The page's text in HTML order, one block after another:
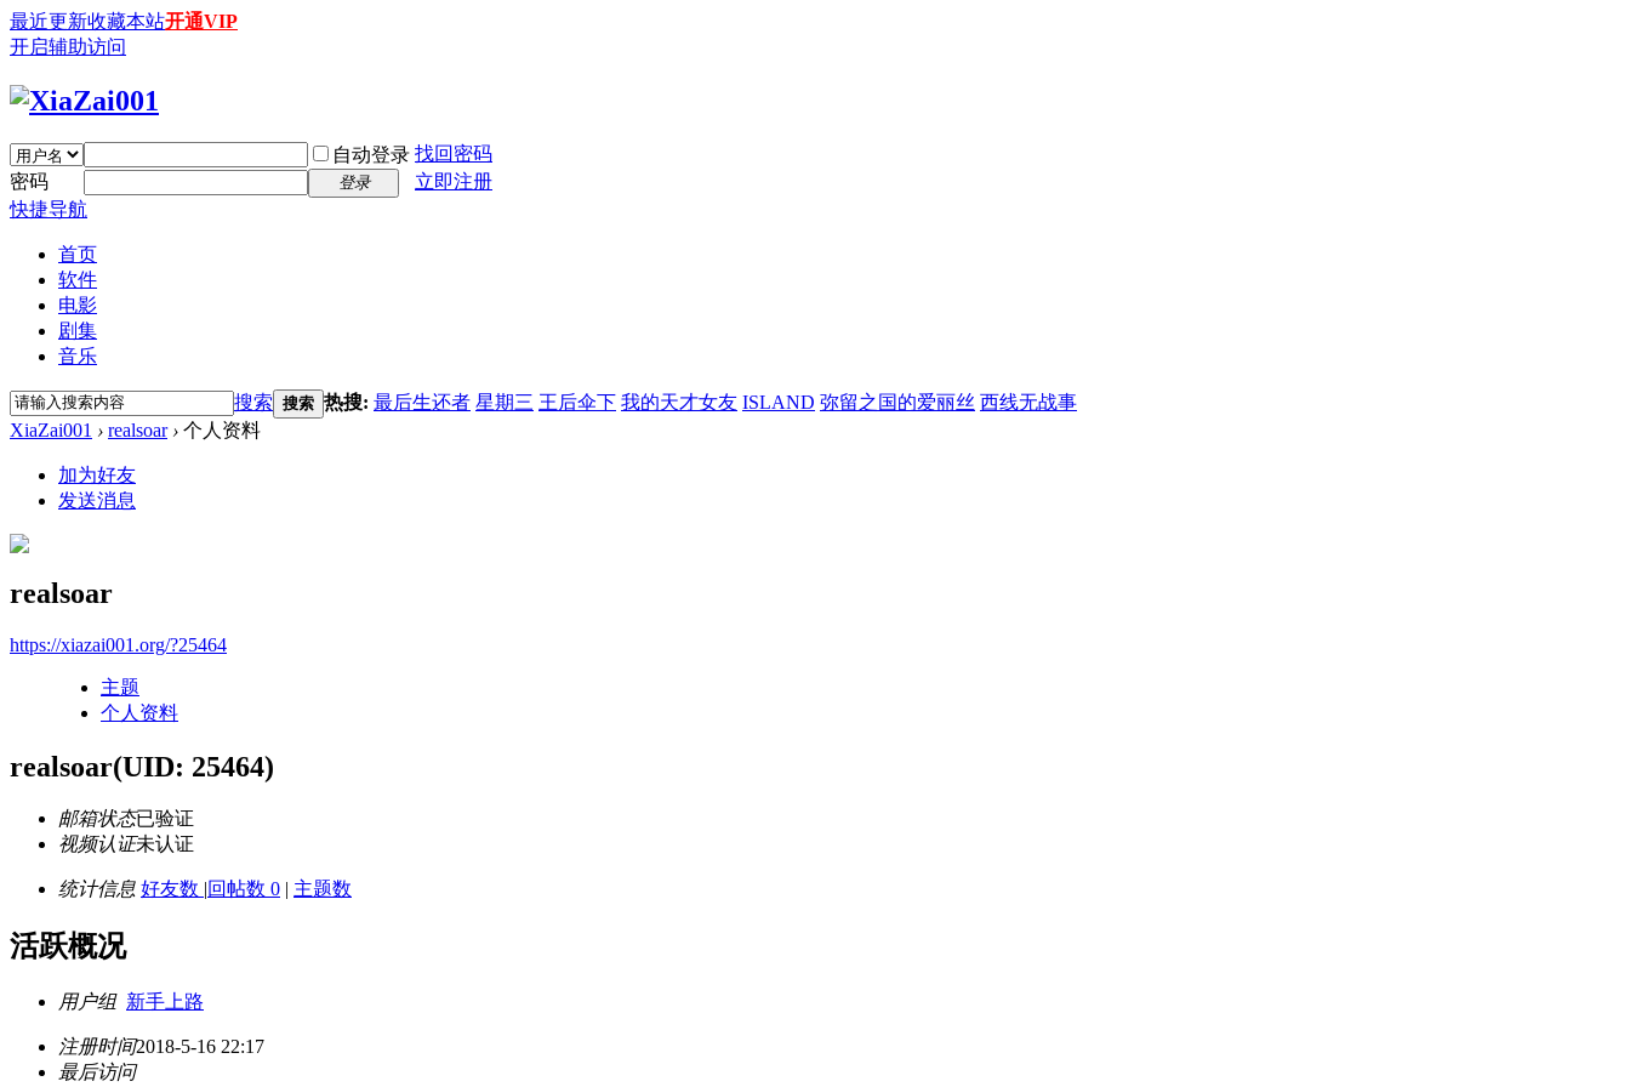
最近更新收藏本站开通VIP
开启辅助访问
自动登录 找回密码
密码
登录
立即注册
快捷导航
首页
软件
电影
剧集
音乐
搜索 搜索 热搜: 最后生还者 星期三 王后伞下 我的天才女友 ISLAND 弥留之国的爱丽丝 西线无战事
XiaZai001 › realsoar › 个人资料
加为好友
发送消息
realsoar
https://xiazai001.org/?25464
主题
个人资料
realsoar(UID: 25464)
邮箱状态已验证
视频认证未认证
统计信息 好友数 |回帖数 0 | 主题数
活跃概况
用户组 新手上路
注册时间2018-5-16 22:17
最后访问